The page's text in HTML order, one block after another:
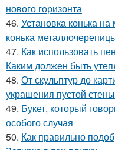
нового горизонта
46. Установка конька
конька
47. Как использовать
Каким должен быть
48. От скульптур до
украшения пустой стены
49. Букет, который
особого случая
50. Как правильно